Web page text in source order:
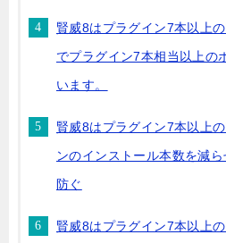
賢威8はプラグイン7本以上
でプラグイン7本相当以上の
います。
賢威8はプラグイン7本以上
ンのインストール本数を減
防ぐ
賢威8はプラグイン7本以上